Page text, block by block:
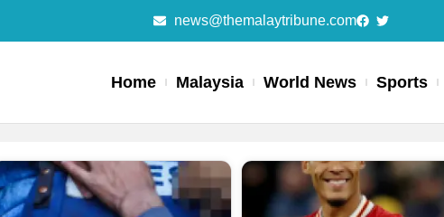
news@themalaytribune.com
Home Malaysia World News Sports